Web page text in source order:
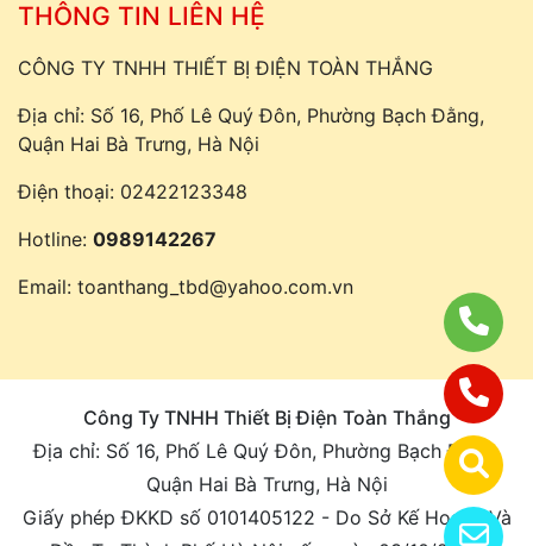
THÔNG TIN LIÊN HỆ
CÔNG TY TNHH THIẾT BỊ ĐIỆN TOÀN THẮNG
Địa chỉ: Số 16, Phố Lê Quý Đôn, Phường Bạch Đằng,
Quận Hai Bà Trưng, Hà Nội
Điện thoại: 02422123348
Hotline: 0989142267
Email: toanthang_tbd@yahoo.com.vn
Công Ty TNHH Thiết Bị Điện Toàn Thắng
Địa chỉ: Số 16, Phố Lê Quý Đôn, Phường Bạch Đằng,
Quận Hai Bà Trưng, Hà Nội
Giấy phép ĐKKD số 0101405122 - Do Sở Kế Hoạch Và